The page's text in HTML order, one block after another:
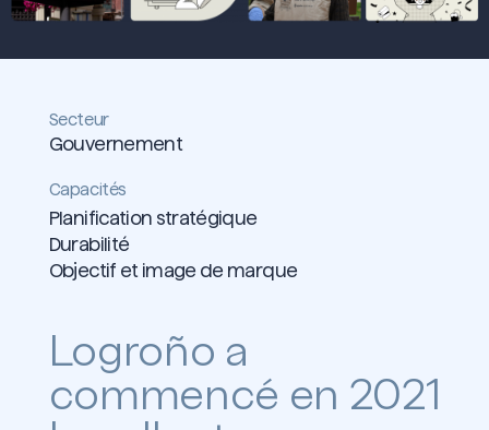
Secteur
Gouvernement
Capacités
Planification stratégique
Durabilité
Objectif et image de marque
Logroño a
commencé en 2021